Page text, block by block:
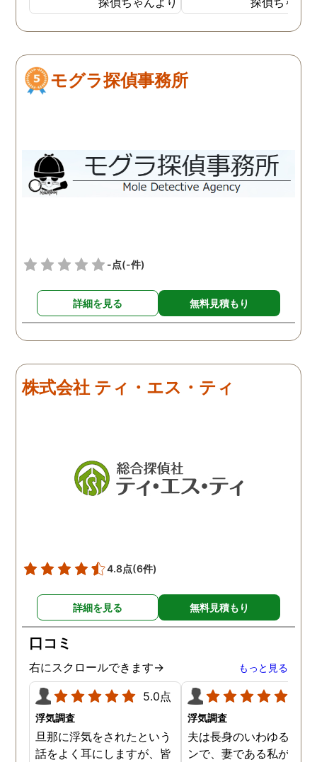
外で男と密会しているので
はないかと思い始めまし
な男と会っているのかを調
べてもらいました。１週間
かったと連絡がありまし
た。自分よりも10歳以上年
下の20代の男性と会い、し
士に依頼し、その証拠が元
で離婚となりました。 妻は
反省して男とは別れたよう
でしたが、お互い愛情はも
う冷めていることがわかっ
たので、離婚しようという
るので、浮気を疑って心配
ました。しかし追加調査
調査を失敗した時対処な
て依頼はできませんでし
中にもあくどい業者がい
らしいので、依頼の際は
くつか話を聞きに行った
モグラ探偵事務所
-点(-件)
詳細を見る 無料見積もり
株式会社 ティ・エス・ティ
4.8点(6件)
詳細を見る 無料見積もり
口コミ
右にスクロールできます→ もっと見る
5.0点
浮気調査
旦那に浮気をされたという
話をよく耳にしますが、皆
浮気調査
夫は長身のいわゆるイケ
ンで、妻である私が言う